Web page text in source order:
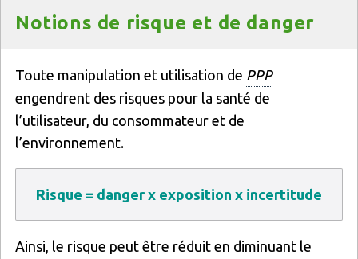
Notions de risque et de danger
Toute manipulation et utilisation de PPP
engendrent des risques pour la santé de
l’utilisateur, du consommateur et de
l’environnement.
Risque = danger x exposition x incertitude
Ainsi, le risque peut être réduit en diminuant le